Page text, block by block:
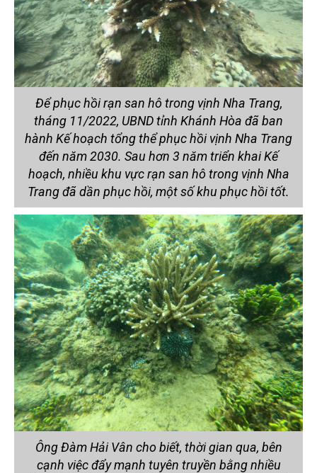
Để phục hồi rạn san hô trong vịnh Nha Trang,
tháng 11/2022, UBND tỉnh Khánh Hòa đã ban
hành Kế hoạch tổng thể phục hồi vịnh Nha Trang
đến năm 2030. Sau hơn 3 năm triển khai Kế
hoạch, nhiều khu vực rạn san hô trong vịnh Nha
Trang đã dần phục hồi, một số khu phục hồi tốt.
Ông Đàm Hải Vân cho biết, thời gian qua, bên
cạnh việc đẩy mạnh tuyên truyền bằng nhiều